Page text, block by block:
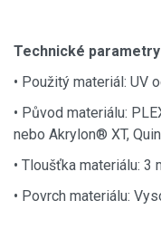
Technické parametry
• Použitý materiál: UV
• Původ materiálu:
nebo Akrylon® XT,
• Tloušťka materiálu:
• Povrch materiálu: